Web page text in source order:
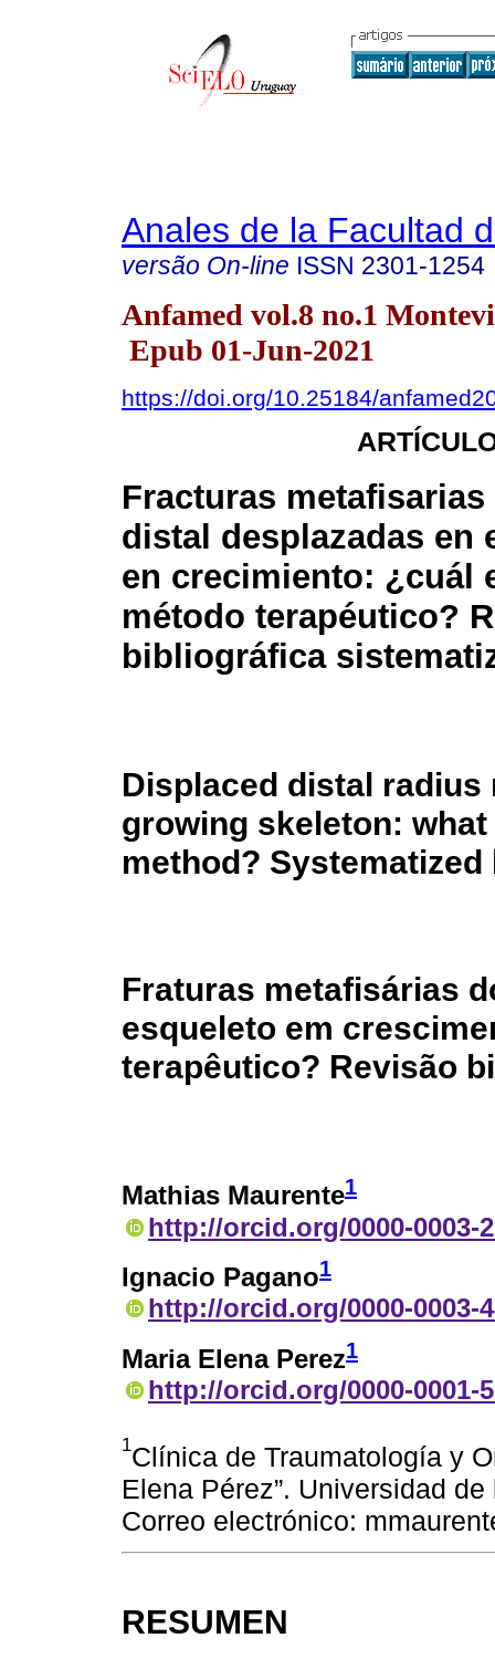
Anales de la Facultad
versão On-line ISSN 2301-1254
Anfamed vol.8 no.1
Epub 01-Jun-2021
https://doi.org/10.25184/
Fracturas
distal desplazadas en
en crecimiento: ¿cuál
método terapéutico?
bibliográfica
Displaced distal
growing skeleton:
method?
Fraturas metafisárias
esqueleto em
terapêutico? Revisão
Mathias Maurente1
http://orcid.org/0000-0003-
Ignacio Pagano1
http://orcid.org/0000-0003-
Maria Elena Perez1
http://orcid.org/0000-0001-
1Clínica de Traumatología y
Elena Pérez”. Universidad
Correo electrónico:
RESUMEN